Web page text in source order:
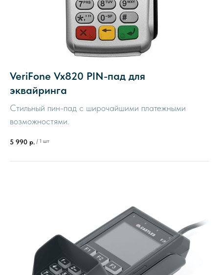
VeriFone Vx820 PIN-пад для
эквайринга
Стильный пин-пад с широчайшими платежными
возможностями.
5 990 р. / 1 шт